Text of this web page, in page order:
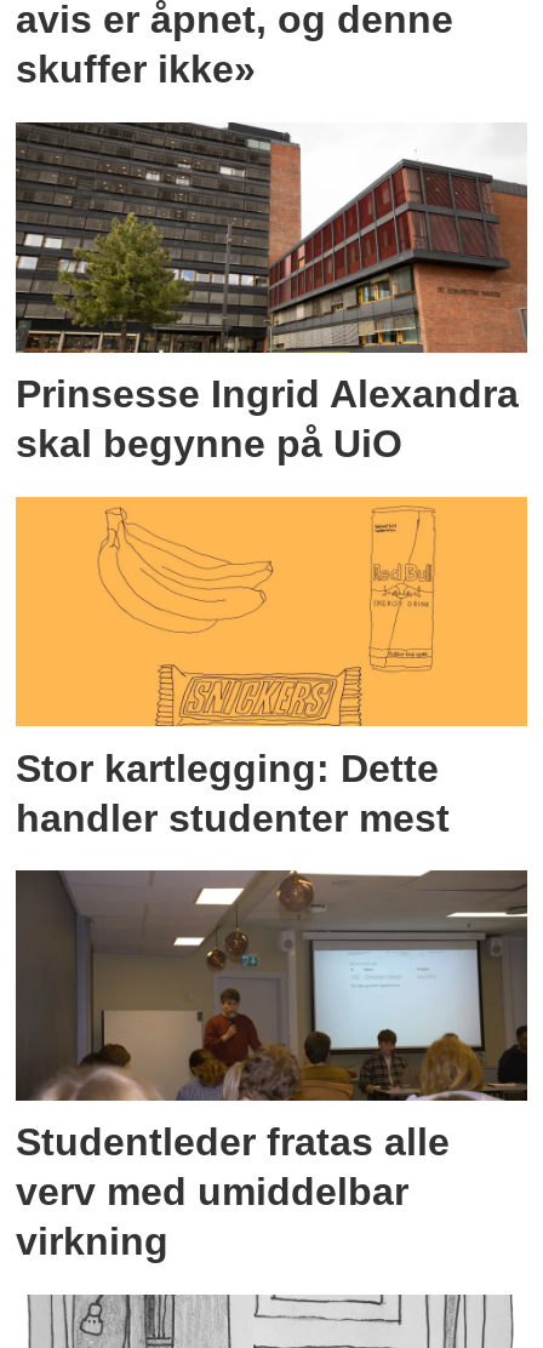
avis er åpnet, og denne
skuffer ikke»
Prinsesse Ingrid Alexandra
skal begynne på UiO
Stor kartlegging: Dette
handler studenter mest
Studentleder fratas alle
verv med umiddelbar
virkning